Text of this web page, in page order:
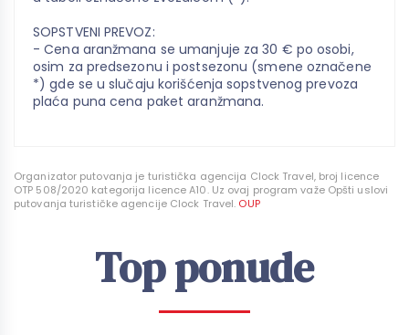
SOPSTVENI PREVOZ:
- Cena aranžmana se umanjuje za 30 € po osobi,
osim za predsezonu i postsezonu (smene označene
*) gde se u slučaju korišćenja sopstvenog prevoza
plaća puna cena paket aranžmana.
Organizator putovanja je turistička agencija Clock Travel, broj licence
OTP 508/2020 kategorija licence A10. Uz ovaj program važe Opšti uslovi
putovanja turističke agencije Clock Travel. OUP
Top ponude